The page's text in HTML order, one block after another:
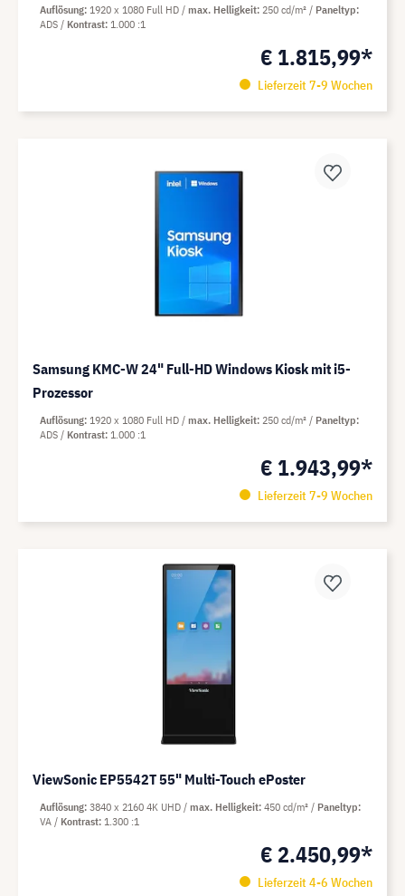
€ 1.815,99*
Lieferzeit 7-9 Wochen
Auflösung 1920 x 1080 Full HD max. Helligkeit 250 cd/m²
Paneltyp
ADS
Kontrast 1.000 :1
Samsung KMC-W 24" Full-HD Windows Kiosk mit i5-
Prozessor
€ 1.943,99*
Lieferzeit 7-9 Wochen
Auflösung 1920 x 1080 Full HD max. Helligkeit 250 cd/m²
Paneltyp
ADS
Kontrast 1.000 :1
ViewSonic EP5542T 55" Multi-Touch ePoster
€ 2.450,99*
Lieferzeit 4-6 Wochen
Auflösung 3840 x 2160 4K UHD max. Helligkeit 450 cd/m²
Paneltyp
VA
Kontrast 1.300 :1